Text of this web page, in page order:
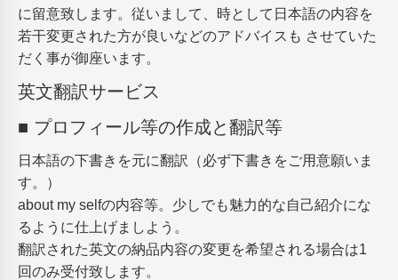
に留意致します。従いまして、時として日本語の内容を
若干変更された方が良いなどのアドバイスも させていた
だく事が御座います。
英文翻訳サービス
■ プロフィール等の作成と翻訳等
日本語の下書きを元に翻訳（必ず下書きをご用意願いま
す。）
about my selfの内容等。少しでも魅力的な自己紹介にな
るように仕上げましよう。
翻訳された英文の納品内容の変更を希望される場合は1
回のみ受付致します。